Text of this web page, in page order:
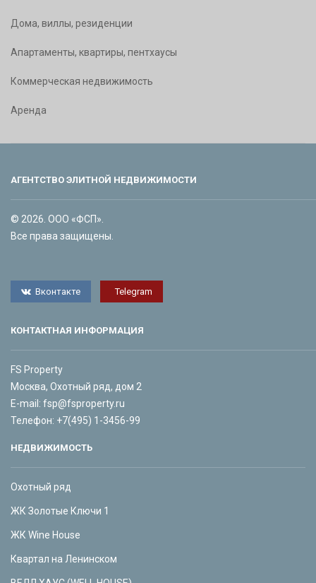
Дома, виллы, резиденции
Апартаменты, квартиры, пентхаусы
Коммерческая недвижимость
Аренда
АГЕНТСТВО ЭЛИТНОЙ НЕДВИЖИМОСТИ
© 2026. ООО «ФСП».
Все права защищены.
Вконтакте Telegram
КОНТАКТНАЯ ИНФОРМАЦИЯ
FS Property
Москва, Охотный ряд, дом 2
E-mail: fsp@fsproperty.ru
Телефон: +7(495) 1-3456-99
НЕДВИЖИМОСТЬ
Охотный ряд
ЖК Золотые Ключи 1
ЖК Wine House
Квартал на Ленинском